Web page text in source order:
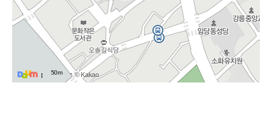
50m © Kakao